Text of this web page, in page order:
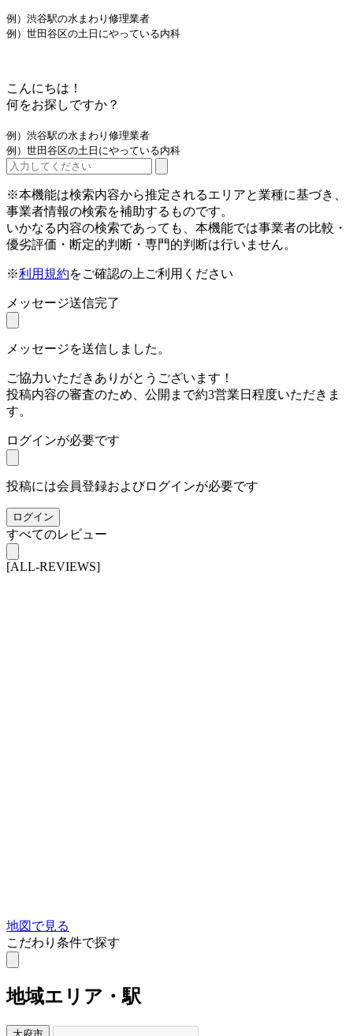
例）渋谷駅の水まわり修理業者
例）世田谷区の土日にやっている内科
こんにちは！
何をお探しですか？
例）渋谷駅の水まわり修理業者
例）世田谷区の土日にやっている内科
※本機能は検索内容から推定されるエリアと業種に基づき、
事業者情報の検索を補助するものです。
いかなる内容の検索であっても、本機能では事業者の比較・
優劣評価・断定的判断・専門的判断は行いません。
※利用規約をご確認の上ご利用ください
メッセージ送信完了
メッセージを送信しました。
ご協力いただきありがとうございます！
投稿内容の審査のため、公開まで約3営業日程度いただきま
す。
ログインが必要です
投稿には会員登録およびログインが必要です
ログイン
すべてのレビュー
[ALL-REVIEWS]
地図で見る
こだわり条件で探す
地域エリア・駅